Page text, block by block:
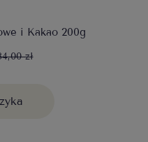
i Kakao 200g
zł